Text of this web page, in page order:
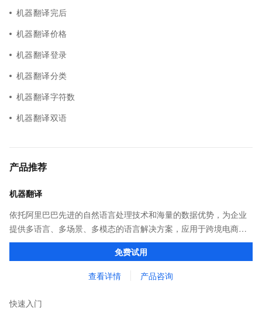
机器翻译完后
机器翻译价格
机器翻译登录
机器翻译分类
机器翻译字符数
机器翻译双语
产品推荐
机器翻译
依托阿里巴巴先进的自然语言处理技术和海量的数据优势，为企业
提供多语言、多场景、多模态的语言解决方案，应用于跨境电商、
教育、医疗、金融等行业。语种丰富，覆盖全球214种语言，支持文
本、文档、图片、语音、视频5种模态。
免费试用
查看详情 产品咨询
快速入门